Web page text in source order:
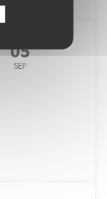
05
SEP